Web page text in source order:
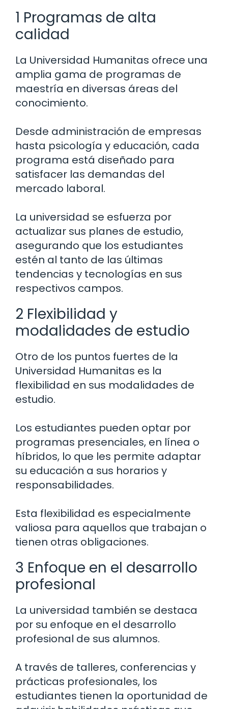
1 Programas de alta
calidad
La Universidad Humanitas ofrece una
amplia gama de programas de
maestría en diversas áreas del
conocimiento.
Desde administración de empresas
hasta psicología y educación, cada
programa está diseñado para
satisfacer las demandas del
mercado laboral.
La universidad se esfuerza por
actualizar sus planes de estudio,
asegurando que los estudiantes
estén al tanto de las últimas
tendencias y tecnologías en sus
respectivos campos.
2 Flexibilidad y
modalidades de estudio
Otro de los puntos fuertes de la
Universidad Humanitas es la
flexibilidad en sus modalidades de
estudio.
Los estudiantes pueden optar por
programas presenciales, en línea o
híbridos, lo que les permite adaptar
su educación a sus horarios y
responsabilidades.
Esta flexibilidad es especialmente
valiosa para aquellos que trabajan o
tienen otras obligaciones.
3 Enfoque en el desarrollo
profesional
La universidad también se destaca
por su enfoque en el desarrollo
profesional de sus alumnos.
A través de talleres, conferencias y
prácticas profesionales, los
estudiantes tienen la oportunidad de